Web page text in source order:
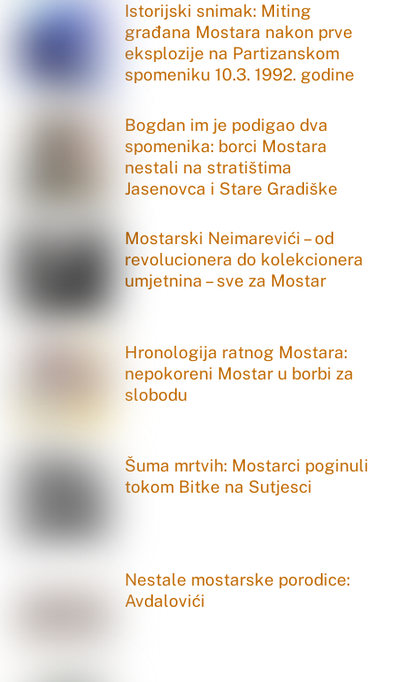
Istorijski snimak: Miting
građana Mostara nakon prve
eksplozije na Partizanskom
spomeniku 10.3. 1992. godine
Bogdan im je podigao dva
spomenika: borci Mostara
nestali na stratištima
Jasenovca i Stare Gradiške
Mostarski Neimarevići – od
revolucionera do kolekcionera
umjetnina – sve za Mostar
Hronologija ratnog Mostara:
nepokoreni Mostar u borbi za
slobodu
Šuma mrtvih: Mostarci poginuli
tokom Bitke na Sutjesci
Nestale mostarske porodice:
Avdalovići